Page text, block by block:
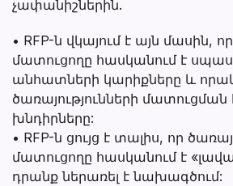
չափանիշներին.
• RFP-ն վկայում է այն մասին,
մատուցողը հասկանում է
անհատների կարիքները և
ծառայությունների
խնդիրները:
• RFP-ն ցույց է տալիս, որ
մատուցողը հասկանում է
դրանք ներառել է նախագծում: